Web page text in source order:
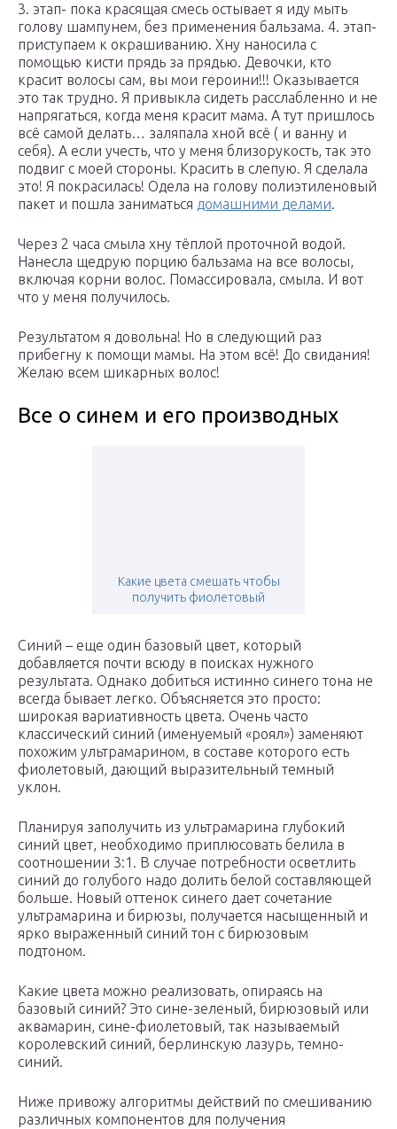
3. этап- пока красящая смесь остывает я иду мыть
голову шампунем, без применения бальзама. 4. этап-
приступаем к окрашиванию. Хну наносила с
помощью кисти прядь за прядью. Девочки, кто
красит волосы сам, вы мои героини!!! Оказывается
это так трудно. Я привыкла сидеть расслабленно и не
напрягаться, когда меня красит мама. А тут пришлось
всё самой делать… заляпала хной всё ( и ванну и
себя). А если учесть, что у меня близорукость, так это
подвиг с моей стороны. Красить в слепую. Я сделала
это! Я покрасилась! Одела на голову полиэтиленовый
пакет и пошла заниматься домашними делами.
Через 2 часа смыла хну тёплой проточной водой.
Нанесла щедрую порцию бальзама на все волосы,
включая корни волос. Помассировала, смыла. И вот
что у меня получилось.
Результатом я довольна! Но в следующий раз
прибегну к помощи мамы. На этом всё! До свидания!
Желаю всем шикарных волос!
Все о синем и его производных
Какие цвета смешать чтобы
получить фиолетовый
Синий – еще один базовый цвет, который
добавляется почти всюду в поисках нужного
результата. Однако добиться истинно синего тона не
всегда бывает легко. Объясняется это просто:
широкая вариативность цвета. Очень часто
классический синий (именуемый «роял») заменяют
похожим ультрамарином, в составе которого есть
фиолетовый, дающий выразительный темный
уклон.
Планируя заполучить из ультрамарина глубокий
синий цвет, необходимо приплюсовать белила в
соотношении 3:1. В случае потребности осветлить
синий до голубого надо долить белой составляющей
больше. Новый оттенок синего дает сочетание
ультрамарина и бирюзы, получается насыщенный и
ярко выраженный синий тон с бирюзовым
подтоном.
Какие цвета можно реализовать, опираясь на
базовый синий? Это сине-зеленый, бирюзовый или
аквамарин, сине-фиолетовый, так называемый
королевский синий, берлинскую лазурь, темно-
синий.
Ниже привожу алгоритмы действий по смешиванию
различных компонентов для получения